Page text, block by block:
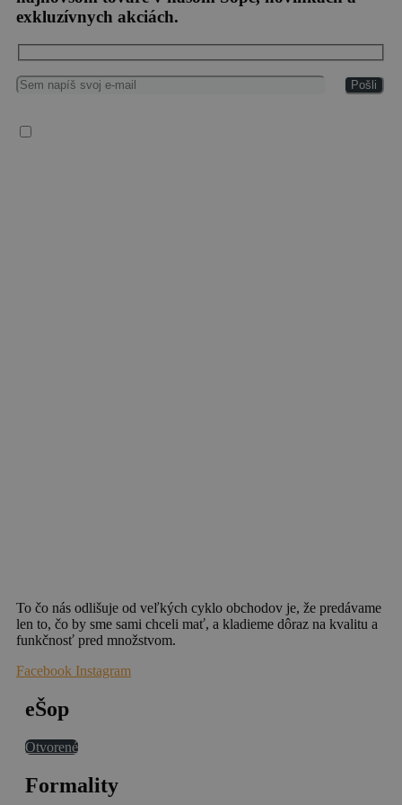
exkluzívnych akciách.
To čo nás odlišuje od veľkých cyklo obchodov je, že predávame
len to, čo by sme sami chceli mať, a kladieme dôraz na kvalitu a
funkčnosť pred množstvom.
Facebook Instagram
eŠop
Otvorené
Formality